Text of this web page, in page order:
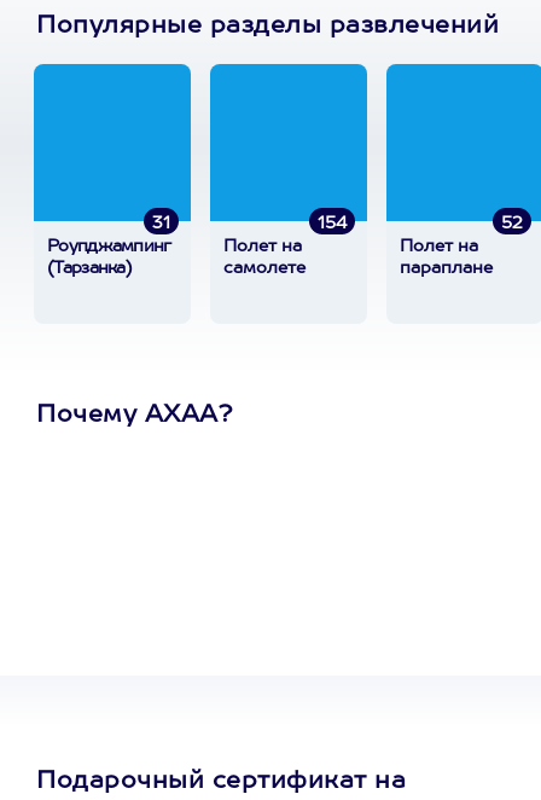
Популярные разделы развлечений
31
Роупджампинг
(Тарзанка)
154
Полет на
самолете
52
Полет на
параплане
Почему АХАА?
Подарочный сертификат на